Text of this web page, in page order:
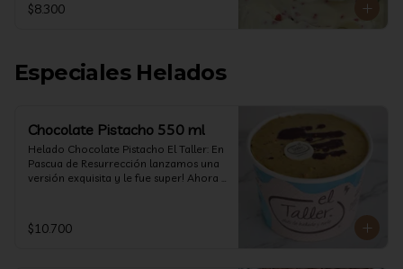
$8.300
Especiales Helados
Chocolate Pistacho 550 ml
Helado Chocolate Pistacho El Taller: En
Pascua de Resurrección lanzamos una
versión exquisita y le fue super! Ahora
calidad, al centro una bomba de
chocolate blanco relleno de crema de
$10.700